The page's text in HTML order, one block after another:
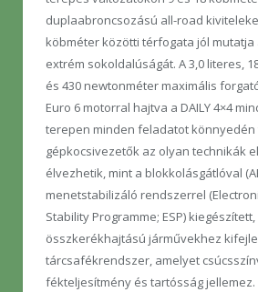
duplaabroncsozású all-road
köbméter közötti térfogata jól
extrém sokoldalúságát. A 3,0 literes,
és 430 newtonméter maximális
Euro 6 motorral hajtva a DAILY 4×4
terepen minden feladatot könnyedén
gépkocsivezetők az olyan technikák
élvezhetik, mint a blokkolásgátlóval
menetstabilizáló rendszerrel
Stability Programme; ESP)
összkerékhajtású járművekhez
tárcsafékrendszer, amelyet
fékteljesítmény és tartósság jellemez.